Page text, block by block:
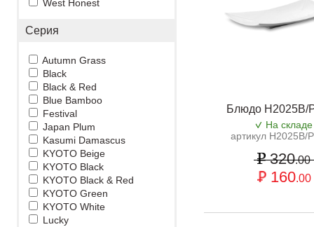
West Honest
Серия
Autumn Grass
Black
Black & Red
Blue Bamboo
Festival
Japan Plum
Kasumi Damascus
KYOTO Beige
KYOTO Black
KYOTO Black & Red
KYOTO Green
KYOTO White
Lucky
Блюдо H2025B/
На складе
артикул H2025B/
320.00
160.00